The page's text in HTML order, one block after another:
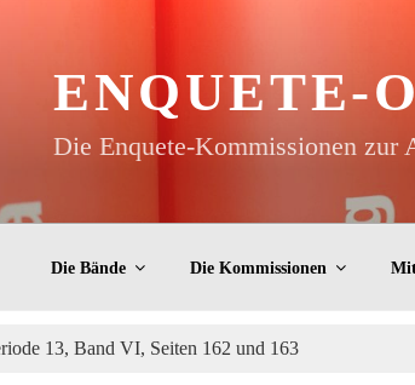
ENQUETE-
Die Enquete-Kommissionen zur
Die Bände Die Kommissionen
13, Band VI, Seiten 162 und 163